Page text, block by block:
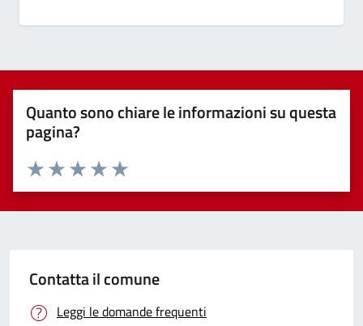
Quanto sono chiare le informazioni su questa
pagina?
Valuta 5 stelle su 5
Valuta 4 stelle su 5
Valuta 3 stelle su 5
Valuta 2 stelle su 5
Valuta 1 stelle su 5
Contatta il comune
Leggi le domande frequenti